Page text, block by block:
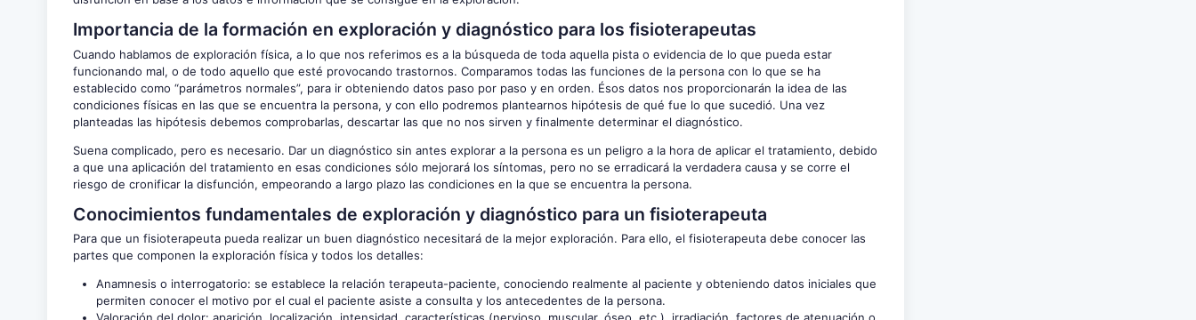
Importancia de la formación en exploración y diagnóstico para los fisioterapeutas
Cuando hablamos de exploración física, a lo que nos referimos es a la búsqueda de toda aquella pista o evidencia de lo que pueda estar
funcionando mal, o de todo aquello que esté provocando trastornos. Comparamos todas las funciones de la persona con lo que se ha
establecido como “parámetros normales”, para ir obteniendo datos paso por paso y en orden. Ésos datos nos proporcionarán la idea de las
condiciones físicas en las que se encuentra la persona, y con ello podremos plantearnos hipótesis de qué fue lo que sucedió. Una vez
planteadas las hipótesis debemos comprobarlas, descartar las que no nos sirven y finalmente determinar el diagnóstico.
Suena complicado, pero es necesario. Dar un diagnóstico sin antes explorar a la persona es un peligro a la hora de aplicar el tratamiento, debido
a que una aplicación del tratamiento en esas condiciones sólo mejorará los síntomas, pero no se erradicará la verdadera causa y se corre el
riesgo de cronificar la disfunción, empeorando a largo plazo las condiciones en la que se encuentra la persona.
Conocimientos fundamentales de exploración y diagnóstico para un fisioterapeuta
Para que un fisioterapeuta pueda realizar un buen diagnóstico necesitará de la mejor exploración. Para ello, el fisioterapeuta debe conocer las
partes que componen la exploración física y todos los detalles:
Anamnesis o interrogatorio: se establece la relación terapeuta-paciente, conociendo realmente al paciente y obteniendo datos iniciales que
permiten conocer el motivo por el cual el paciente asiste a consulta y los antecedentes de la persona.